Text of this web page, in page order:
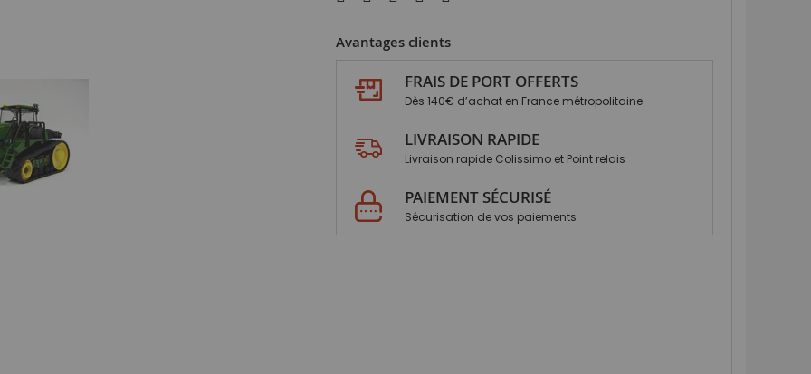
Avantages clients
FRAIS DE PORT OFFERTS
Dès 140€ d’achat en France métropolitaine
LIVRAISON RAPIDE
Livraison rapide Colissimo et Point relais
PAIEMENT SÉCURISÉ
Sécurisation de vos paiements